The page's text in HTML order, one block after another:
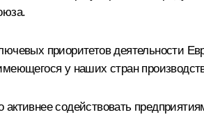
приоритетов деятельности
у наших стран
содействовать